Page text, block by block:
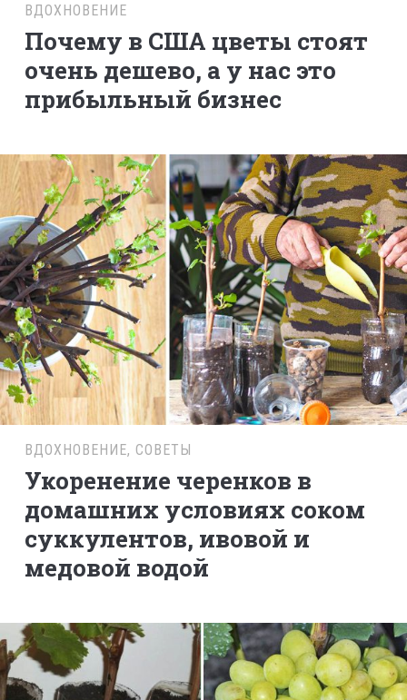
ВДОХНОВЕНИЕ
Почему в США цветы стоят
очень дешево, а у нас это
прибыльный бизнес
ВДОХНОВЕНИЕ, СОВЕТЫ
Укоренение черенков в
домашних условиях соком
суккулентов, ивовой и
медовой водой